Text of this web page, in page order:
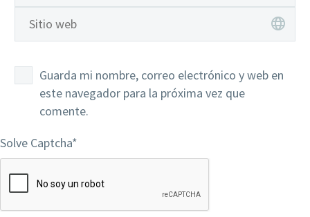
Guarda mi nombre, correo electrónico y web en
este navegador para la próxima vez que
comente.
Solve Captcha*